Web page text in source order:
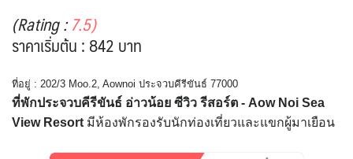
(Rating :7.5)
ราคาเริ่มต้น : 842 บาท
ที่อยู่ : 202/3 Moo.2, Aownoi ประจวบคีรีขันธ์ 77000
ที่พักประจวบคีรีขันธ์ อ่าวน้อย ซีวิว รีสอร์ต - Aow Noi Sea
View Resort มีห้องพักรองรับนักท่องเที่ยวและแขกผู้มาเยือน